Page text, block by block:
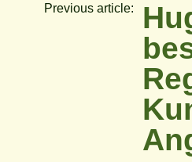
Previous article: